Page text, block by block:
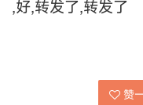
,好,转发了,转发了
赞